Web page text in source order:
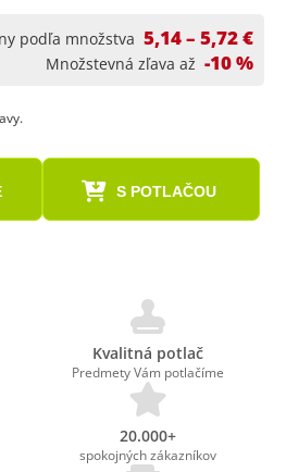
podľa množstva 5,14 – 5,72 €
Množstevná zľava až -10 %
S POTLAČOU
Kvalitná potlač
Predmety Vám potlačíme
20.000+
spokojných zákazníkov